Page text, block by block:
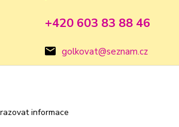
+420 603 83 88 46
golkovat@seznam.cz
informace